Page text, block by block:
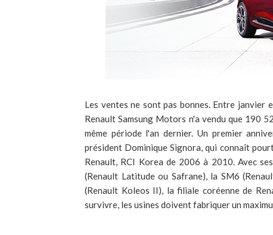
Les ventes ne sont pas bonnes. Entre
Renault Samsung Motors n'a vendu que 190
même période l'an dernier. Un premier
président Dominique Signora, qui connaît
Renault, RCI Korea de 2006 à 2010. Avec
(Renault Latitude ou Safrane), la SM6
(Renault Koleos II), la filiale coréenne de
survivre, les usines doivent fabriquer un